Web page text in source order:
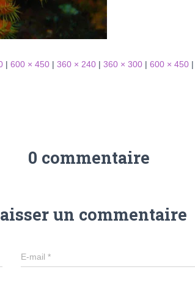
| 600 × 450 | 360 × 240 | 360 × 300 | 600 × 450 |
0 commentaire
un commentaire
E-mail*